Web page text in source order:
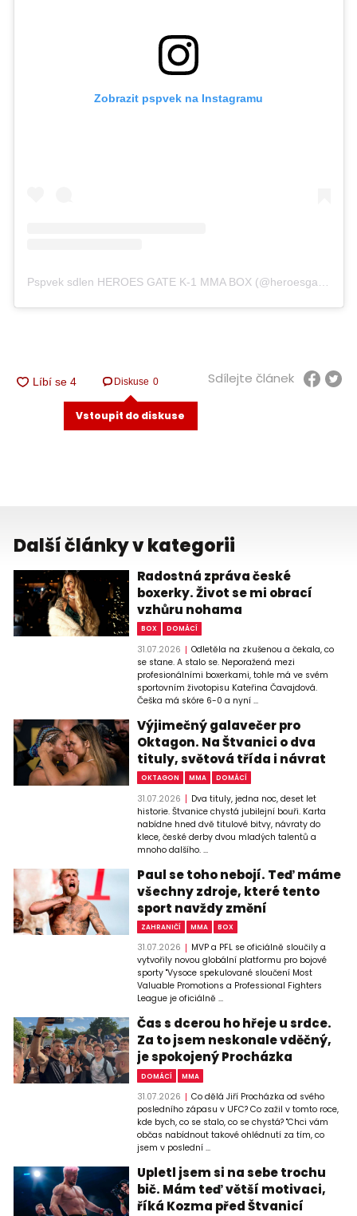
Zobrazit pspvek na Instagramu
Diskuse 0
Vstoupit do diskuse
Sdílejte článek
Další články v kategorii
Radostná zpráva české
boxerky. Život se mi obrací
vzhůru nohama
BOX DOMÁCÍ
31.07.2026
Odletěla na zkušenou a čekala, co
se stane. A stalo se. Neporažená mezi
profesionálními boxerkami, tohle má ve svém
sportovním životopisu Kateřina Čavajdová.
Češka má skóre 6-0 a nyní ...
Výjimečný galavečer pro
Oktagon. Na Štvanici o dva
tituly, světová třída i návrat
OKTAGON MMA DOMÁCÍ
31.07.2026
Dva tituly, jedna noc, deset let
historie. Štvanice chystá jubilejní bouři. Karta
nabídne hned dvě titulové bitvy, návraty do
klece, české derby dvou mladých talentů a
mnoho dalšího. ...
Paul se toho nebojí. Teď máme
všechny zdroje, které tento
sport navždy změní
ZAHRANIČÍ MMA BOX
31.07.2026
MVP a PFL se oficiálně sloučily a
vytvořily novou globální platformu pro bojové
sporty "Vysoce spekulované sloučení Most
Valuable Promotions a Professional Fighters
League je oficiálně ...
Čas s dcerou ho hřeje u srdce.
Za to jsem neskonale vděčný,
je spokojený Procházka
DOMÁCÍ MMA
31.07.2026
Co dělá Jiří Procházka od svého
posledního zápasu v UFC? Co zažil v tomto roce,
kde bych, co se stalo, co se chystá? "Chci vám
občas nabídnout takové ohlédnutí za tím, co
jsem v poslední ...
Upletl jsem si na sebe trochu
bič. Mám teď větší motivaci,
říká Kozma před Štvanicí